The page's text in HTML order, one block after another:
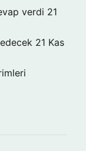
verdi 21
21 Kas